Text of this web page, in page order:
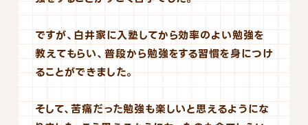
ですが、白井家に入塾してから効率のよい勉強を
教えてもらい、普段から勉強をする習慣を身につけ
ることができました。
そして、苦痛だった勉強も楽しいと思えるようにな